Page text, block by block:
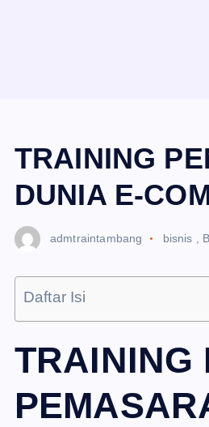
TRAINING
DUNIA E-
admtraintambang bisnis
Daftar Isi
TRAINING